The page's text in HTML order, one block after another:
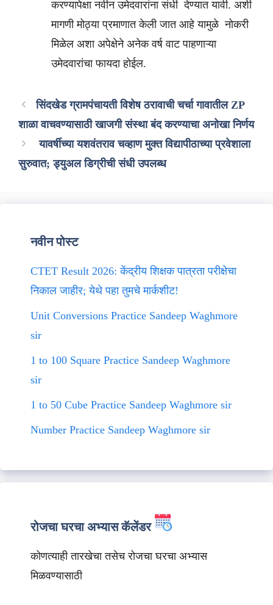
करण्यापेक्षा नवीन उमेदवारांना संधी देण्यात यावी. अशी
मागणी मोठ्या प्रमाणात केली जात आहे यामुळे नोकरी
मिळेल अशा अपेक्षेने अनेक वर्ष वाट पाहणाऱ्या
उमेदवारांचा फायदा होईल.
सिंदखेड ग्रामपंचायती विशेष ठरावाची चर्चा गावातील ZP
शाळा वाचवण्यासाठी खाजगी संस्था बंद करण्याचा अनोखा निर्णय
यावर्षीच्या यशवंतराव चव्हाण मुक्त विद्यापीठाच्या प्रवेशाला
सुरुवात; ड्युअल डिग्रीची संधी उपलब्ध
नवीन पोस्ट
CTET Result 2026: केंद्रीय शिक्षक पात्रता परीक्षेचा
निकाल जाहीर; येथे पहा तुमचे मार्कशीट!
Unit Conversions Practice Sandeep Waghmore
sir
1 to 100 Square Practice Sandeep Waghmore
sir
1 to 50 Cube Practice Sandeep Waghmore sir
Number Practice Sandeep Waghmore sir
रोजचा घरचा अभ्यास कॅलेंडर
कोणत्याही तारखेचा तसेच रोजचा घरचा अभ्यास
मिळवण्यासाठी